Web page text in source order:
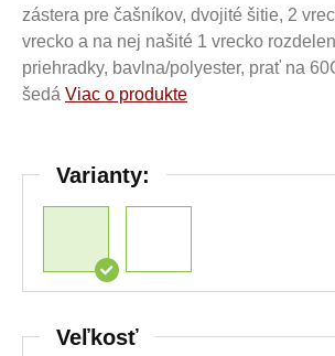
zástera pre čašníkov, dvojité šitie, 2
vrecko a na nej našité 1 vrecko
priehradky, bavlna/polyester, prať na
šedá Viac o produkte
Varianty:
Veľkosť